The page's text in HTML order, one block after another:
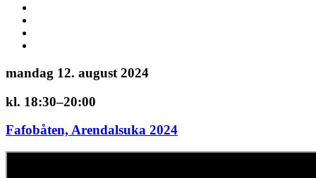
mandag 12. august 2024
kl. 18:30–20:00
Fafobåten, Arendalsuka 2024